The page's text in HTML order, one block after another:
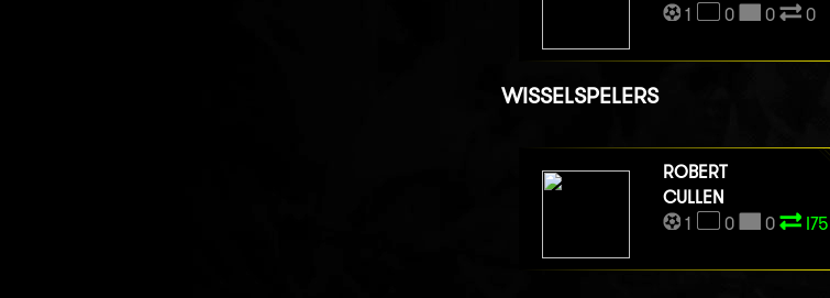
1
0 0 0
WISSELSPELERS
ROBERT
CULLEN
1
0 0 I75